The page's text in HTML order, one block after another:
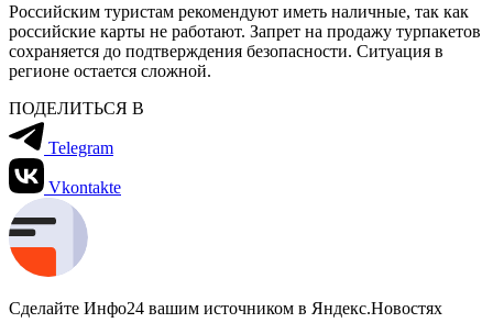
Российским туристам рекомендуют иметь наличные, так как
российские карты не работают. Запрет на продажу турпакетов
сохраняется до подтверждения безопасности. Ситуация в
регионе остается сложной.
ПОДЕЛИТЬСЯ В
Telegram
Vkontakte
Сделайте Инфо24 вашим источником в Яндекс.Новостях